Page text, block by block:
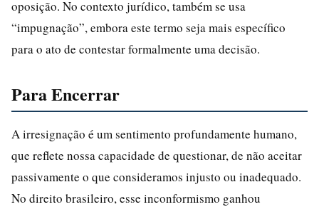
oposição. No contexto jurídico, também se usa
“impugnação”, embora este termo seja mais específico
para o ato de contestar formalmente uma decisão.
Para Encerrar
A irresignação é um sentimento profundamente humano,
que reflete nossa capacidade de questionar, de não aceitar
passivamente o que consideramos injusto ou inadequado.
No direito brasileiro, esse inconformismo ganhou